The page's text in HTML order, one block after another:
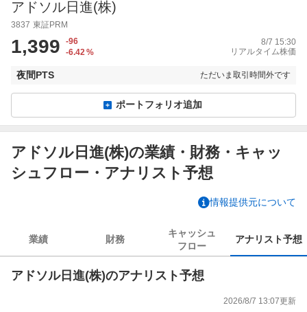
アドソル日進(株)
3837 東証PRM
1,399
-96
-6.42 %
8/7 15:30
リアルタイム株価
夜間PTS ただいま取引時間外です
ポートフォリオ追加
アドソル日進(株)の業績・財務・キャッ
シュフロー・アナリスト予想
情報提供元について
業績 財務
キャッシュ
フロー
アナリスト予想
アドソル日進(株)のアナリスト予想
2026/8/7 13:07更新